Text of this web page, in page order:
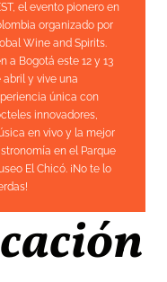
el evento pionero en
organizado por
Wine and Spirits.
a Bogotá este 12 y 13
abril y vive una
única con
innovadores,
en vivo y la mejor
en el Parque
El Chicó. ¡No te lo